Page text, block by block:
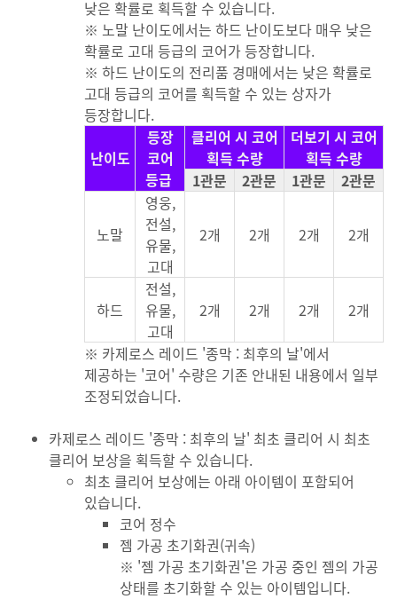
낮은 확률로 획득할 수 있습니다.
※ 노말 난이도에서는 하드 난이도보다 매우 낮은
확률로 고대 등급의 코어가 등장합니다.
※ 하드 난이도의 전리품 경매에서는 낮은 확률로
고대 등급의 코어를 획득할 수 있는 상자가
등장합니다.
난이도
등장
코어
등급
클리어 시 코어
획득 수량
더보기 시 코어
획득 수량
1관문
2관문 1관문 2관문
노말
영웅,
전설,
유물,
고대
2개 2개 2개 2개
하드
전설,
유물,
고대
2개 2개 2개 2개
※ 카제로스 레이드 '종막 : 최후의 날'에서
제공하는 '코어' 수량은 기존 안내된 내용에서 일부
조정되었습니다.
카제로스 레이드 '종막 : 최후의 날' 최초 클리어 시 최초
클리어 보상을 획득할 수 있습니다.
최초 클리어 보상에는 아래 아이템이 포함되어
있습니다.
코어 정수
젬 가공 초기화권(귀속)
※ '젬 가공 초기화권'은 가공 중인 젬의 가공
상태를 초기화할 수 있는 아이템입니다.